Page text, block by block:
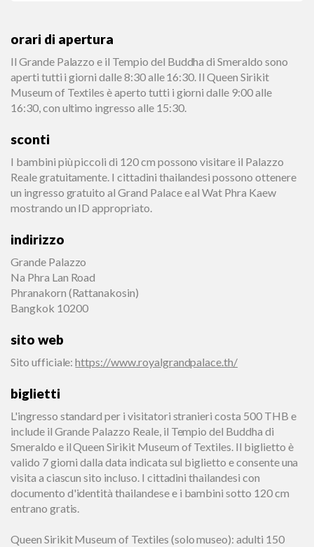
orari di apertura
Il Grande Palazzo e il Tempio del Buddha di Smeraldo sono
aperti tutti i giorni dalle 8:30 alle 16:30. Il Queen Sirikit
Museum of Textiles è aperto tutti i giorni dalle 9:00 alle
16:30, con ultimo ingresso alle 15:30.
sconti
I bambini più piccoli di 120 cm possono visitare il Palazzo
Reale gratuitamente. I cittadini thailandesi possono ottenere
un ingresso gratuito al Grand Palace e al Wat Phra Kaew
mostrando un ID appropriato.
indirizzo
Grande Palazzo
Na Phra Lan Road
Phranakorn (Rattanakosin)
Bangkok 10200
sito web
Sito ufficiale:https://www.royalgrandpalace.th/
biglietti
L'ingresso standard per i visitatori stranieri costa 500 THB e
include il Grande Palazzo Reale, il Tempio del Buddha di
Smeraldo e il Queen Sirikit Museum of Textiles. Il biglietto è
valido 7 giorni dalla data indicata sul biglietto e consente una
visita a ciascun sito incluso. I cittadini thailandesi con
documento d'identità thailandese e i bambini sotto 120 cm
entrano gratis.
Queen Sirikit Museum of Textiles (solo museo): adulti 150